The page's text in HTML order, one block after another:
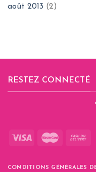
août 2013 (2)
RESTEZ CONNECTÉ
CONDITIONS GÉNÉRALES